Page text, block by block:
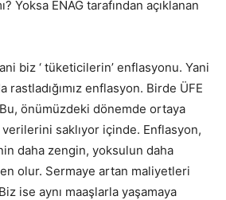
Yoksa ENAG tarafından açıklanan
biz ‘ tüketicilerin’ enflasyonu. Yani
rastladığımız enflasyon. Birde ÜFE
önümüzdeki dönemde ortaya
saklıyor içinde. Enflasyon,
daha zengin, yoksulun daha
olur. Sermaye artan maliyetleri
ise aynı maaşlarla yaşamaya